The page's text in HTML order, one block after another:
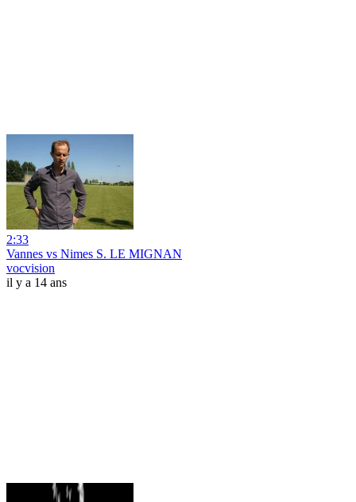
2:33
Vannes vs Nimes S. LE MIGNAN
vocvision
il y a 14 ans